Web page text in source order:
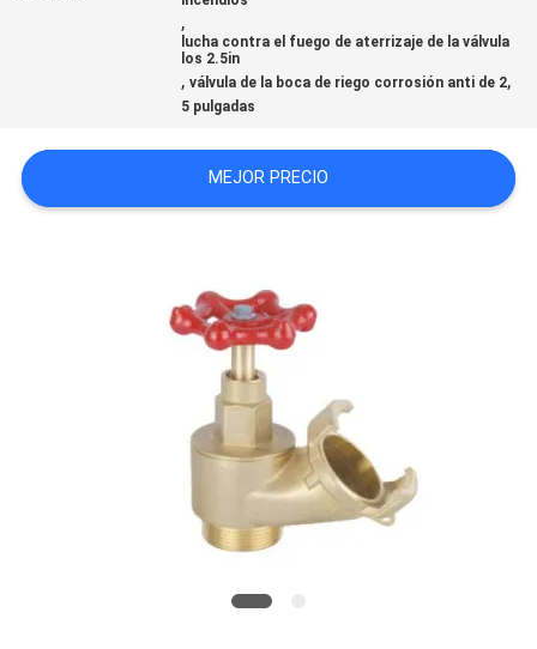
CON
,
lucha contra el fuego de aterrizaje de la válvula
los 2.5in
,válvula de la boca de riego corrosión anti de 2,
5 pulgadas
MEJOR PRECIO